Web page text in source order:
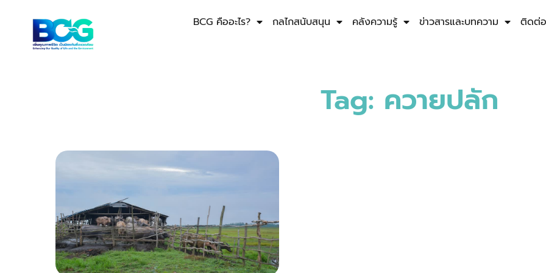
BCG คืออะไร? กลไกสนับสนุน คลังความรู้ ข่าวสารและบทความ ติดต่อ
Tag: ควายปลัก